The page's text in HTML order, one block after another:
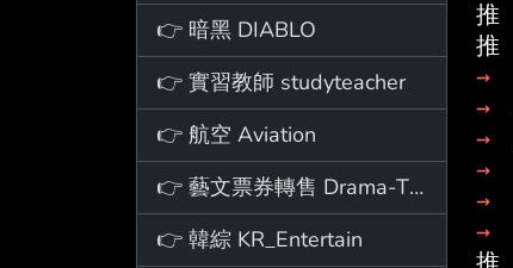
👉 暗黑 DIABLO
👉 實習教師 studyteacher
👉 航空 Aviation
👉 藝文票券轉售 Drama-Ticket
👉 韓綜 KR_Entertain
推
推
→
→
→
→
→
→
推